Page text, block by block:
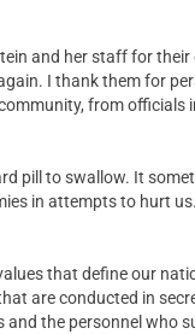
and her staff for
I thank them for
from
pill to swallow. It
in attempts to hurt
that define our
are conducted in
and the personnel who